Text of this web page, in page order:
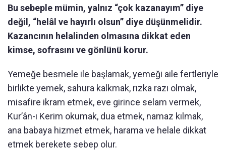
Bu sebeple mümin, yalnız “çok kazanayım” diye
değil, “helâl ve hayırlı olsun” diye düşünmelidir.
Kazancının helalinden olmasına dikkat eden
kimse, sofrasını ve gönlünü korur.
Yemeğe besmele ile başlamak, yemeği aile fertleriyle
birlikte yemek, sahura kalkmak, rızka razı olmak,
misafire ikram etmek, eve girince selam vermek,
Kur’ân-ı Kerim okumak, dua etmek, namaz kılmak,
ana babaya hizmet etmek, harama ve helale dikkat
etmek berekete sebep olur.